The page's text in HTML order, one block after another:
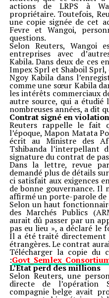
actions de LRPS à
propriétaire. Toutefois,
une copie signée de cet
Fevre et Wangoi,
questions.
Selon Reuters, Wangoi
entreprises avec
Kabila. Dans deux de ces
Impex Sprl et Shaboil
Ngoy Kabila dans
comme une sœur Kabila
les intérêts commerciaux
autre source, qui a étudié
nombreuses années, a dit
Contrat signé en
Reuters rappelle le fait
l’époque, Mapon Matata
écrit au Ministre des
Tshibanda l’interpellant
signature du contrat de
Dans la lettre, revue
demandé plus de détails
ci satisfait aux exigences
de bonne gouvernance. Il
affirmé un porte-parole de
Selon un haut
des Marchés Publics
aurait dû passer par un
pas eu lieu », a déclaré le
Il a été traité directement
étrangères. Le contrat
Télécharger la copie du
:
L’Etat perd des millions
Selon Reuters, une
directe de l’opération
compagnie belge avait